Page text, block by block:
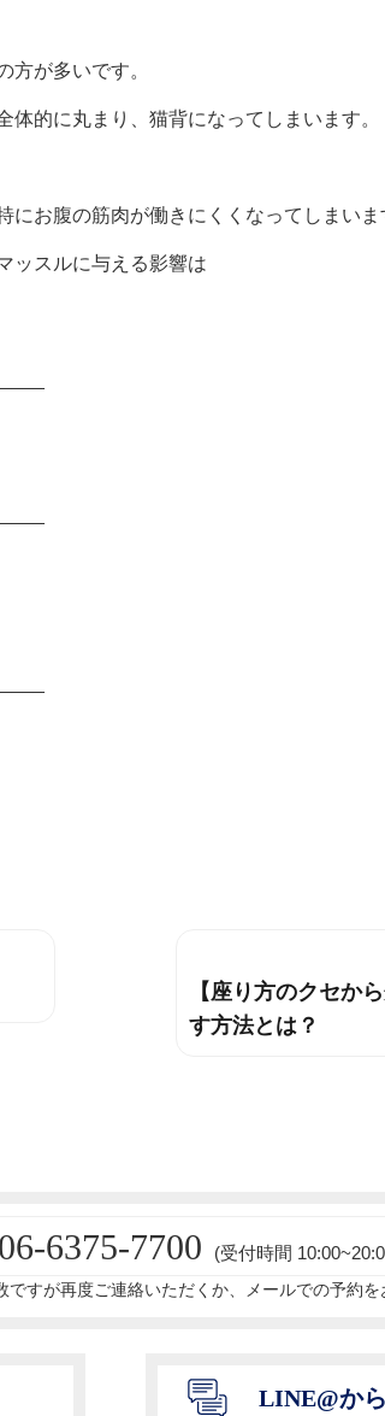
方が多いです。
的に丸まり、猫背になってしまいます。
にお腹の筋肉が働きにくくなってしまいま
ッスルに与える影響は
次
の
【座り方のクセか
す方法とは？
06-6375-7700 (受付時間
すが再度ご連絡いただくか、メールでの予約
LINE@か